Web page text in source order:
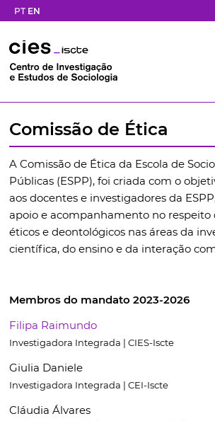
PT EN
Comissão de Ética
A Comissão de Ética da Escola de
Públicas (ESPP), foi criada com o
aos docentes e investigadores da
apoio e acompanhamento no respeito
éticos e deontológicos nas áreas da
científica, do ensino e da interação
Membros do mandato 2023-2026
Filipa Raimundo
Investigadora Integrada | CIES-Iscte
Giulia Daniele
Investigadora Integrada | CEI-Iscte
Cláudia Álvares